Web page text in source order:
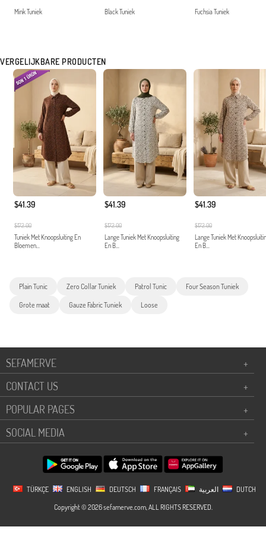
Mink Tuniek Black Tuniek Fuchsia Tuniek
VERGELIJKBARE PRODUCTEN
$41.39
$172.00
Tuniek Met Knoopsluiting En
Bloemen...
$41.39
$172.00
Lange Tuniek Met Knoopsluiting
En B...
$41.39
$172.00
Lange Tuniek Met
En B...
Plain Tunic Zero Collar Tuniek Patrol Tunic Four Season Tuniek
Grote maat Gauze Fabric Tuniek Loose
SEFAMERVE
+
CONTACT US
+
POPULAR PAGES
+
SOCIAL MEDIA
+
TÜRKÇE ENGLISH DEUTSCH FRANÇAIS
DUTCH
Copyright © 2026 sefamerve.com, ALL RIGHTS RESERVED.